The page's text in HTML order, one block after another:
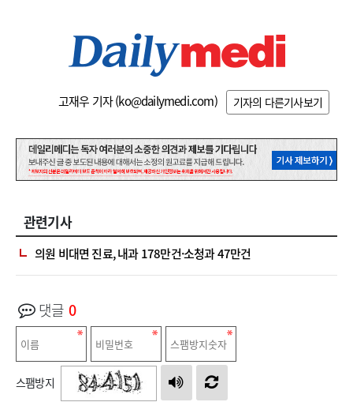
고재우 기자 (ko@dailymedi.com) 기자의 다른기사보기
관련기사
의원 비대면 진료, 내과 178만건·소청과 47만건
댓글 0
스팸방지